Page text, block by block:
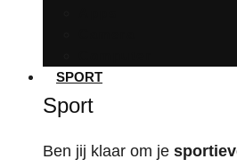
SPORT
Sport
Ben jij klaar om je